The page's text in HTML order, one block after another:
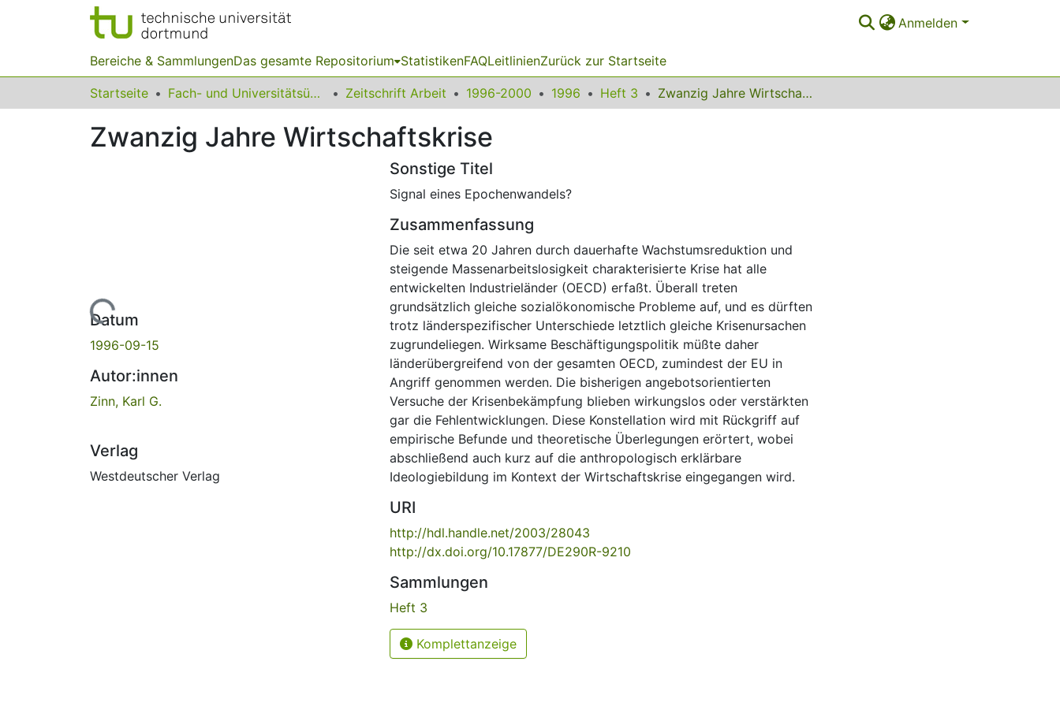
Anmelden
Bereiche & SammlungenDas gesamte Repositorium StatistikenFAQLeitlinienZurück zur Startseite
Startseite Fach- und Universitätsübergreifendes Zeitschrift Arbeit 1996-2000 1996 Heft 3 Zwanzig Jahre Wirtschaftskrise
Zwanzig Jahre Wirtschaftskrise
Lade...
Datum
1996-09-15
Autor:innen
Zinn, Karl G.
Verlag
Westdeutscher Verlag
Sonstige Titel
Signal eines Epochenwandels?
Zusammenfassung
Die seit etwa 20 Jahren durch dauerhafte Wachstumsreduktion und
steigende Massenarbeitslosigkeit charakterisierte Krise hat alle
entwickelten Industrieländer (OECD) erfaßt. Überall treten
grundsätzlich gleiche sozialökonomische Probleme auf, und es dürften
trotz länderspezifischer Unterschiede letztlich gleiche Krisenursachen
zugrundeliegen. Wirksame Beschäftigungspolitik müßte daher
länderübergreifend von der gesamten OECD, zumindest der EU in
Angriff genommen werden. Die bisherigen angebotsorientierten
Versuche der Krisenbekämpfung blieben wirkungslos oder verstärkten
gar die Fehlentwicklungen. Diese Konstellation wird mit Rückgriff auf
empirische Befunde und theoretische Überlegungen erörtert, wobei
abschließend auch kurz auf die anthropologisch erklärbare
Ideologiebildung im Kontext der Wirtschaftskrise eingegangen wird.
URI
http://hdl.handle.net/2003/28043
http://dx.doi.org/10.17877/DE290R-9210
Sammlungen
Heft 3
Komplettanzeige